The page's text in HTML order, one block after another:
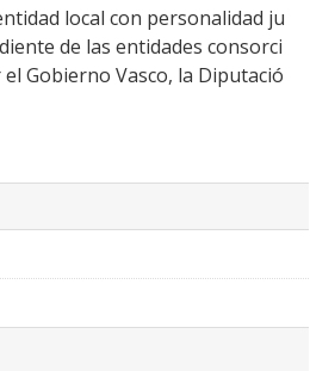
local con personalidad ju
de las entidades consorci
Gobierno Vasco, la Diputació